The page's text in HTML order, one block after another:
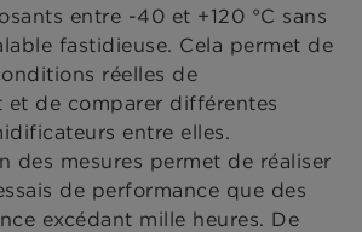
entre -40 et +120 °C sans
fastidieuse. Cela permet de
réelles de
de comparer différentes
entre elles.
des mesures permet de réaliser
de performance que des
excédant mille heures. De